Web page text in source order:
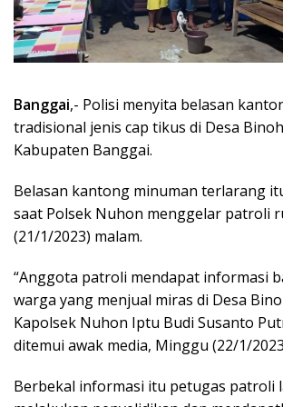
Banggai,- Polisi menyita belasan
tradisional jenis cap tikus di Desa
Kabupaten Banggai.
Belasan kantong minuman terlarang
saat Polsek Nuhon menggelar patroli
(21/1/2023) malam.
“Anggota patroli mendapat informasi
warga yang menjual miras di Desa
Kapolsek Nuhon Iptu Budi Susanto
ditemui awak media, Minggu (22/1/
Berbekal informasi itu petugas patroli